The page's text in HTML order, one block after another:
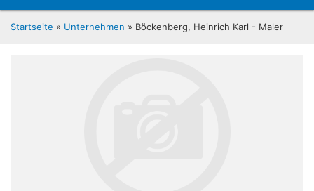
Startseite » Unternehmen » Böckenberg, Heinrich Karl - Maler